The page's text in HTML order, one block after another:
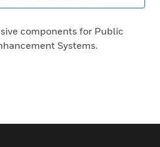
components for Public
Systems.